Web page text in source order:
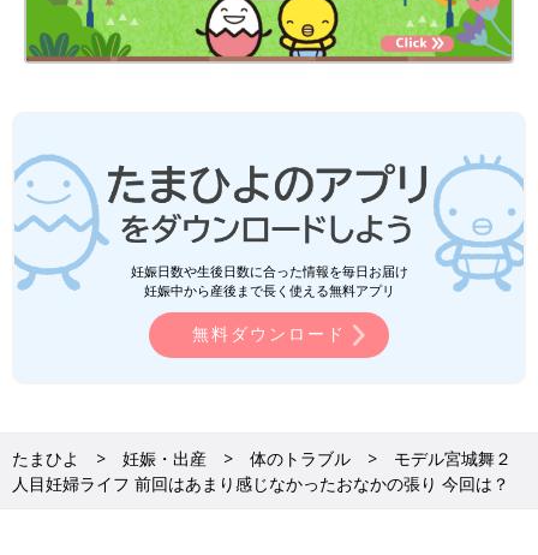
妊娠日数や生後日数に合った情報を毎日お届け
妊娠中から産後まで長く使える無料アプリ
無料ダウンロード
たまひよ 妊娠・出産 体のトラブル
モデル宮城舞２
人目妊婦ライフ 前回はあまり感じなかったおなかの張り 今回は？